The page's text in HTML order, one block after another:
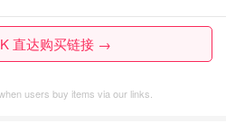
直达购买链接 →
users buy items via our links.